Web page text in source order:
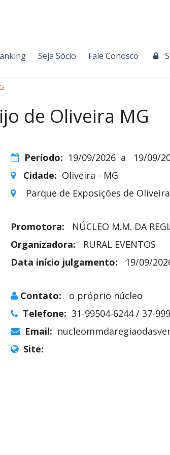
Seja Sócio Fale Conosco
de Oliveira MG
Período: 19/09/2026 a 19/09/
Cidade: Oliveira - MG
Parque de Exposições de Oliveira
Promotora:
NÚCLEO M.M. DA
Organizadora:
RURAL EVENTOS
Data início julgamento:
19/09/
Contato:
o próprio núcleo
Telefone: 31-99504-6244 / 37-
Email:
Site: